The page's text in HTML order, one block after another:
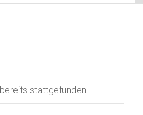
stattgefunden.